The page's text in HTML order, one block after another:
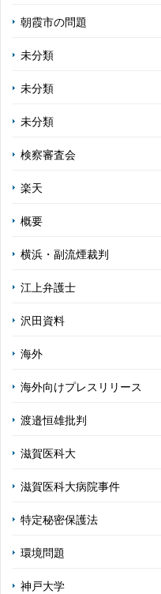
朝霞市の問題
未分類
未分類
未分類
検察審査会
楽天
概要
横浜・副流煙裁判
江上弁護士
沢田資料
海外
海外向けプレスリリース
渡邉恒雄批判
滋賀医科大
滋賀医科大病院事件
特定秘密保護法
環境問題
神戸大学